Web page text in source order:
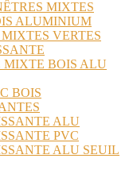
MIXTES
ALUMINIUM
VERTES
MIXTE BOIS ALU
BOIS
ALU
PVC
ALU SEUIL